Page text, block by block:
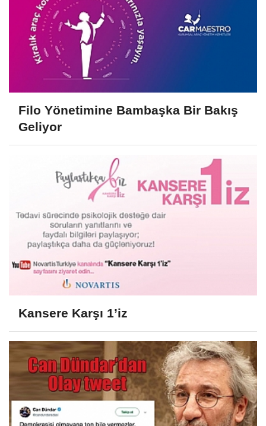
Filo Yönetimine Bambaşka Bir Bakış
Geliyor
Kansere Karşı 1’iz